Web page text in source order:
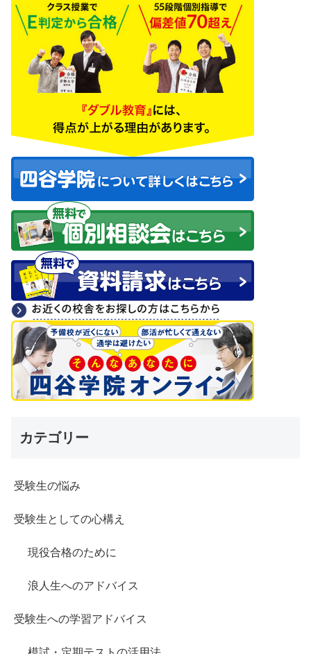
カテゴリー
受験生の悩み
受験生としての心構え
現役合格のために
浪人生へのアドバイス
受験生への学習アドバイス